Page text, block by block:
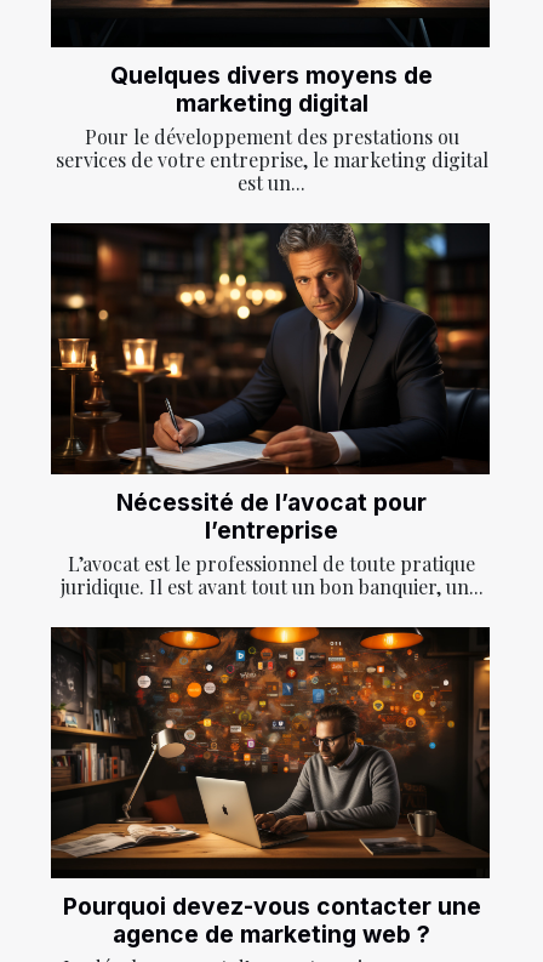
Quelques divers moyens de
marketing digital
Pour le développement des prestations ou
services de votre entreprise, le marketing digital
est un...
Nécessité de l’avocat pour
l’entreprise
L’avocat est le professionnel de toute pratique
juridique. Il est avant tout un bon banquier, un...
Pourquoi devez-vous contacter une
agence de marketing web ?